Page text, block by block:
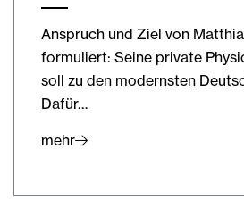
Anspruch und Ziel von
formuliert: Seine private
soll zu den modernsten
Dafür…
mehr